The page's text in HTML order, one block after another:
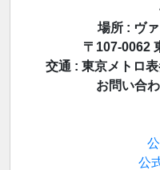
場所 : ヴ
〒107-0062 東
交通 : 東京メトロ
お問い合
公